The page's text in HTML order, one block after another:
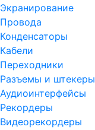
Экранирование
Провода
Конденсаторы
Кабели
Переходники
Разъемы и штекеры
Аудиоинтерфейсы
Рекордеры
Видеорекордеры